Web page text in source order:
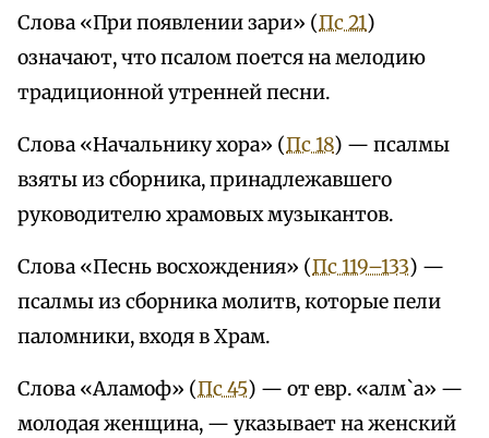
Слова «При появлении зари» (Пс 21)
означают, что псалом поется на мелодию
традиционной утренней песни.
Слова «Начальнику хора» (Пс 18) — псалмы
взяты из сборника, принадлежавшего
руководителю храмовых музыкантов.
Слова «Песнь восхождения» (Пс 119–133) —
псалмы из сборника молитв, которые пели
паломники, входя в Храм.
Слова «Аламоф» (Пс 45) — от евр. «алм`а» —
молодая женщина, — указывает на женский